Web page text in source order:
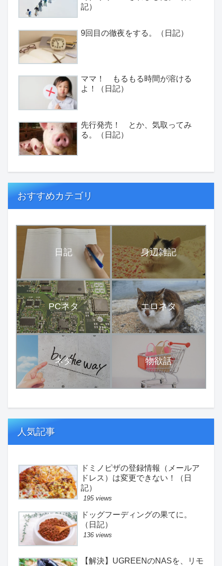
記）
9回目の徹夜をする。（日記）
ママ！ もるもる時間が溶ける
よ！（日記）
先行発売！ とか、気取ってみ
る。（日記）
おすすめカテゴリ
日記 身辺雑記
PCネタ エロネタ
ネタ 物欲話
人気記事
ドミノピザの登録情報（メールア
ドレス）は変更できない！（日
記）
195 views
ドッグフーディングの果てに。
（日記）
136 views
【解決】UGREENのNASを、リモ